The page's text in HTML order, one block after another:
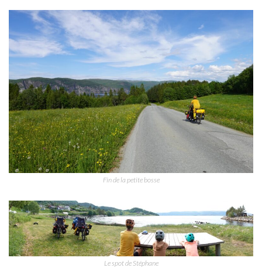
Fin de la petite bosse
Le spot de Stéphane